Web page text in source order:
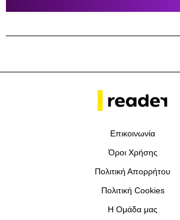
Επικοινωνία
Όροι Χρήσης
Πολιτική Απορρήτου
Πολιτική Cookies
Η Ομάδα μας